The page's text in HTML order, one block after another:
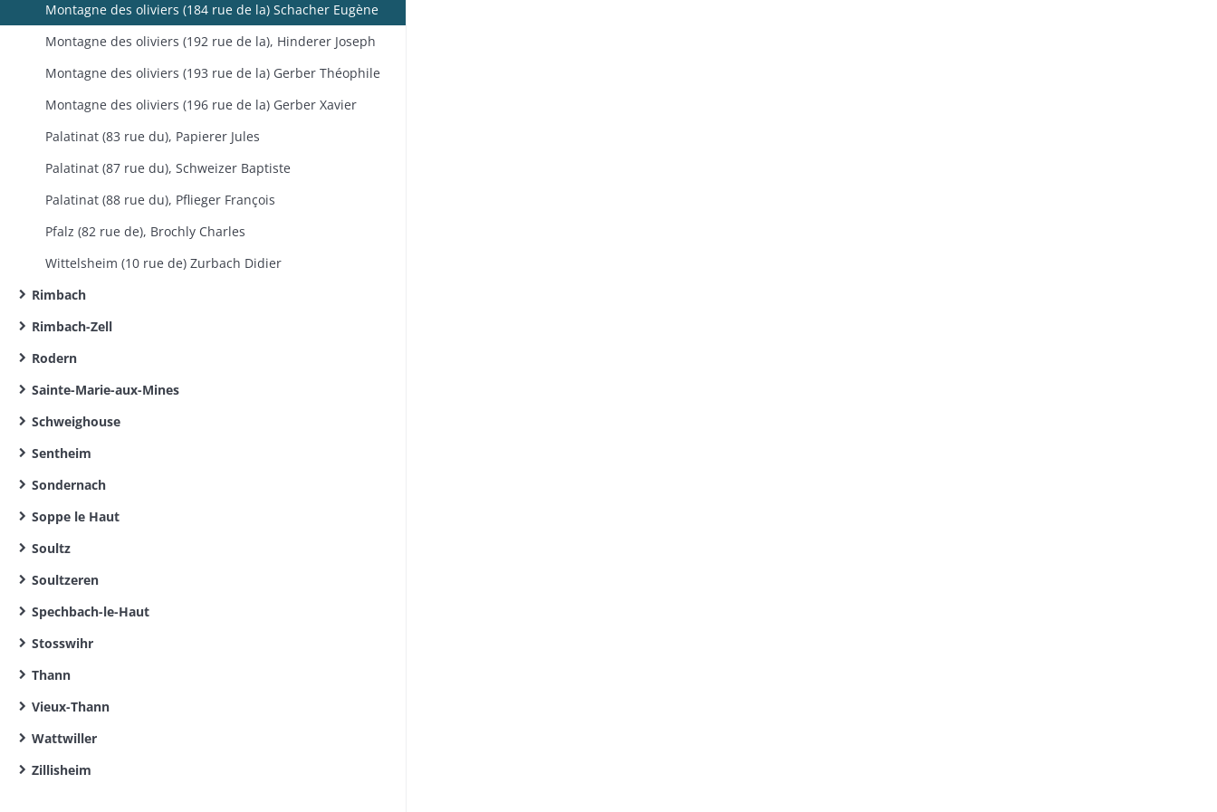
Montagne des oliviers (184 rue de la) Schacher Eugène
Montagne des oliviers (192 rue de la), Hinderer Joseph
Montagne des oliviers (193 rue de la) Gerber Théophile
Montagne des oliviers (196 rue de la) Gerber Xavier
Palatinat (83 rue du), Papierer Jules
Palatinat (87 rue du), Schweizer Baptiste
Palatinat (88 rue du), Pflieger François
Pfalz (82 rue de), Brochly Charles
Wittelsheim (10 rue de) Zurbach Didier
Rimbach
Rimbach-Zell
Rodern
Sainte-Marie-aux-Mines
Schweighouse
Sentheim
Sondernach
Soppe le Haut
Soultz
Soultzeren
Spechbach-le-Haut
Stosswihr
Thann
Vieux-Thann
Wattwiller
Zillisheim